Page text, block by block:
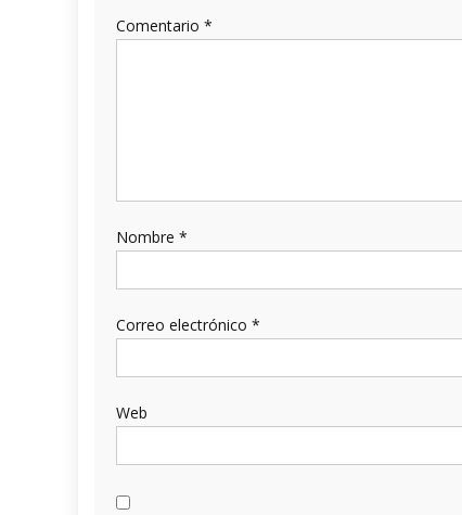
Comentario *
Nombre *
Correo electrónico *
Web